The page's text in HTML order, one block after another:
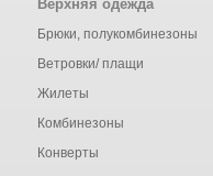
Верхняя одежда
Брюки, полукомбинезоны
Ветровки/ плащи
Жилеты
Комбинезоны
Конверты